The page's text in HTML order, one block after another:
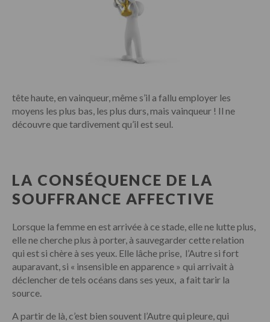
tête haute, en vainqueur, même s’il a fallu employer les
moyens les plus bas, les plus durs, mais vainqueur ! Il ne
découvre que tardivement qu’il est seul.
LA CONSÉQUENCE DE LA
SOUFFRANCE AFFECTIVE
Lorsque la femme en est arrivée à ce stade, elle ne lutte plus,
elle ne cherche plus à porter, à sauvegarder cette relation
qui est si chère à ses yeux. Elle lâche prise, l’Autre si fort
auparavant, si « insensible en apparence » qui arrivait à
déclencher de tels océans dans ses yeux, a fait tarir la
source.
A partir de là, c’est bien souvent l’Autre qui pleure, qui